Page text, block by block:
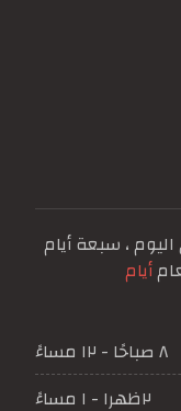
، سبعة أيام
أيام
٨ صباحًا - ١٢ مساءً
٢ظهرا - ١ مساءً